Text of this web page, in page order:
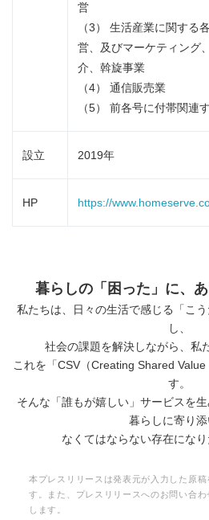
営
（3） 生活産業に関する
営、及びマーケティング
介、斡旋事業
（4） 通信販売業
（5） 前各号に付帯関連
設立 2019年
HP https://
暮らしの「困った」に、あ
私たちは、日々の生活で感じる「こ
し、
社会の課題を解決しながら、私
これを「CSV（Creating Shared
す。
そんな「誰もが嬉しい」サービスを
暮らしに寄り添
なくてはならない存在になり
本プレスリリースは発表元が入力した原稿
す。また、プレスリリースへのお問い合
します。
Japanese